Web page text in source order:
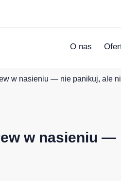
O nas
w nasieniu — nie panikuj, ale
w nasieniu —